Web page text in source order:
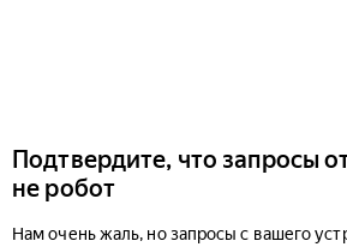
Подтвердите, что запросы
не робот
Нам очень жаль, но запросы с вашего